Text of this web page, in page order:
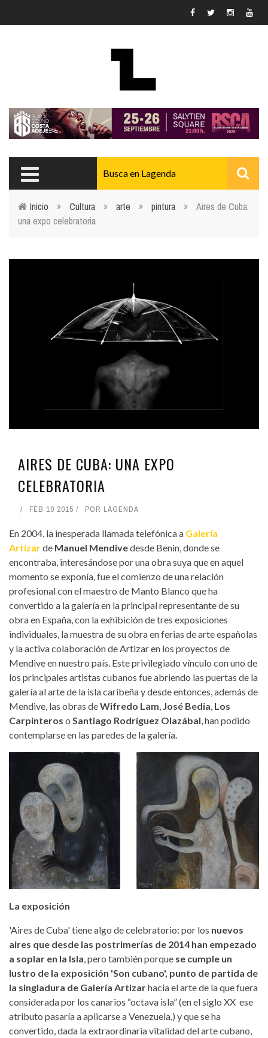
Usted está aquí
Inicio » Cultura » arte » pintura »
Aires de Cuba:
una expo celebratoria
AIRES DE CUBA: UNA EXPO
CELEBRATORIA
FEB 10 2015 POR LAGENDA
En 2004, la inesperada llamada telefónica a Galería
Artizarde Manuel Mendivedesde Benin, donde se
encontraba, interesándose por una obra suya que en aquel
momento se exponía, fue el comienzo de una relación
profesional con el maestro de Manto Blanco que ha
convertido a la galería en la principal representante de su
obra en España, con la exhibición de tres exposiciones
individuales, la muestra de su obra en ferias de arte españolas
y la activa colaboración de Artizar en los proyectos de
Mendive en nuestro país. Este privilegiado vínculo con uno de
los principales artistas cubanos fue abriendo las puertas de la
galería al arte de la isla caribeña y desde entonces, además de
Mendive, las obras deWifredo Lam, José Bedia, Los
Carpinteros o Santiago Rodríguez Olazábal, han podido
contemplarse en las paredes de la galería.
La exposición
'Aires de Cuba' tiene algo de celebratorio: por los nuevos
aires que desde las postrimerías de 2014 han empezado
a soplar en la Isla, pero también porque se cumple un
lustro de la exposición 'Son cubano', punto de partida de
la singladura de Galería Artizarhacia el arte de la que fuera
considerada por los canarios “octava isla” (en el siglo XX ese
atributo pasaría a aplicarse a Venezuela,) y que se ha
convertido, dada la extraordinaria vitalidad del arte cubano,